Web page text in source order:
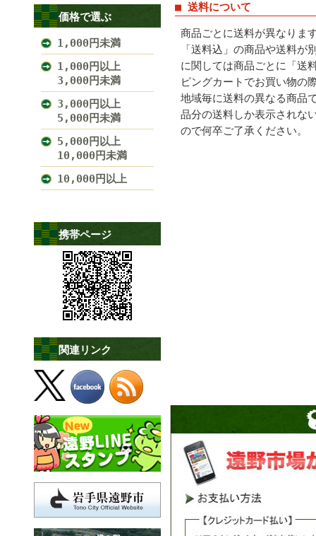
価格で選ぶ
1,000円未満
1,000円以上
3,000円未満
3,000円以上
5,000円未満
5,000円以上
10,000円未満
10,000円以上
携帯ページ
関連リンク
■ 送料について
商品ごとに送料が異なりま
「送料込」の商品や送料
に関しては商品ごとに「送
ピングカートでお買い物の
地域毎に送料の異なる商品
品分の送料しか表示されな
ので何卒ご了承ください。